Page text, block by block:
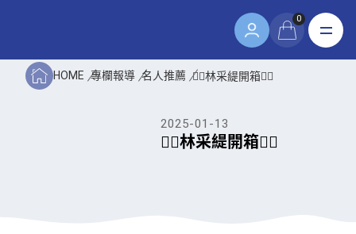
0
HOME 專欄報導 名人推薦 👉🏻林采緹開箱👈🏻
2025-01-13
👉🏻林采緹開箱👈🏻